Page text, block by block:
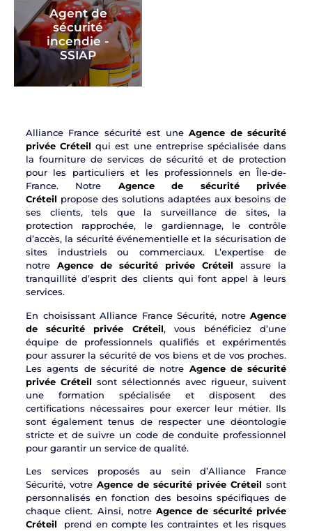
Agent de
sécurité
incendie -
SSIAP
Alliance France sécurité est uneAgence de sécurité
privée Créteil qui est une entreprise spécialisée dans
la fourniture de services de sécurité et de protection
pour les particuliers et les professionnels en Île-de-
France. Notre Agence de sécurité privée
Créteil propose des solutions adaptées aux besoins de
ses clients, tels que la surveillance de sites, la
protection rapprochée, le gardiennage, le contrôle
d’accès, la sécurité événementielle et la sécurisation de
sites industriels ou commerciaux. L’expertise de
notre Agence de sécurité privée Créteil assure la
tranquillité d’esprit des clients qui font appel à leurs
services.
En choisissant Alliance France Sécurité, notre Agence
de sécurité privée Créteil, vous bénéficiez d’une
équipe de professionnels qualifiés et expérimentés
pour assurer la sécurité de vos biens et de vos proches.
Les agents de sécurité de notre Agence de sécurité
privée Créteil sont sélectionnés avec rigueur, suivent
une formation spécialisée et disposent des
certifications nécessaires pour exercer leur métier. Ils
sont également tenus de respecter une déontologie
stricte et de suivre un code de conduite professionnel
pour garantir un service de qualité.
Les services proposés au sein d’Alliance France
Sécurité, votre Agence de sécurité privée Créteil sont
personnalisés en fonction des besoins spécifiques de
chaque client. Ainsi, notreAgence de sécurité privée
Créteil prend en compte les contraintes et les risques